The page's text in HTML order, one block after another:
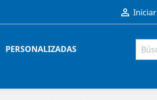

PERSONALIZADAS